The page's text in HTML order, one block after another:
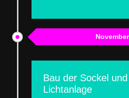
Bau der Sockel
Lichtanlage